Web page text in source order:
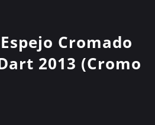
Cromado
2013 (Cromo